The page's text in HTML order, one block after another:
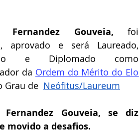
Fernandez Gouveia, foi
aprovado e será Laureado,
e Diplomado como
da Ordem do Mérito do Elo
Grau de Neófitus/Laureum
Fernandez Gouveia, se diz
movido a desafios.